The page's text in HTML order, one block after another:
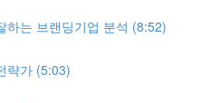
하는 브랜딩기업 분석 (8:52)
략가 (5:03)